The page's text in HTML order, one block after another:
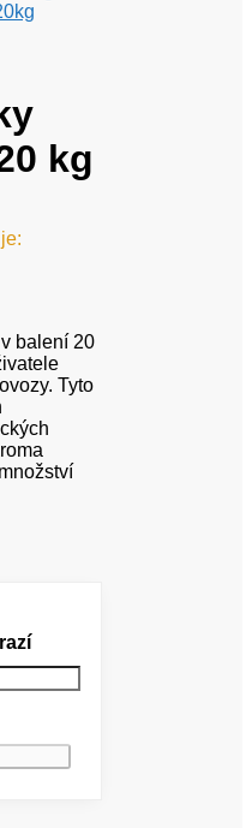
kg
balení 20
Tyto